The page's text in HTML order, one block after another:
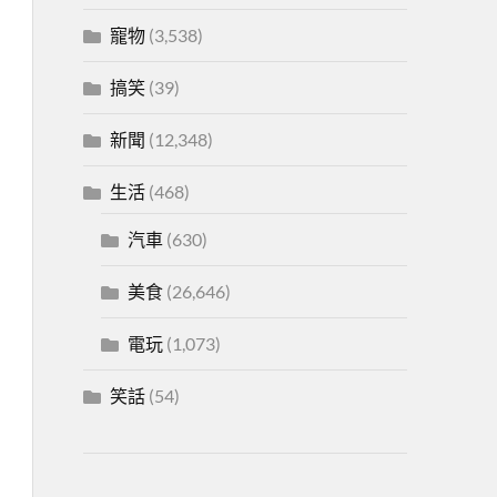
寵物(3,538)
搞笑(39)
新聞 (12,348)
生活(468)
汽車(630)
美食(26,646)
電玩(1,073)
笑話(54)